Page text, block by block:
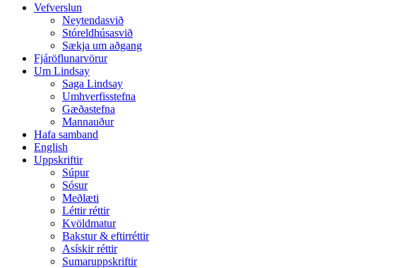
Vefverslun
Neytendasvið
Stóreldhúsasvið
Sækja um aðgang
Fjáröflunarvörur
Um Lindsay
Saga Lindsay
Umhverfisstefna
Gæðastefna
Mannauður
Hafa samband
English
Uppskriftir
Súpur
Sósur
Meðlæti
Léttir réttir
Kvöldmatur
Bakstur & eftirréttir
Asískir réttir
Sumaruppskriftir